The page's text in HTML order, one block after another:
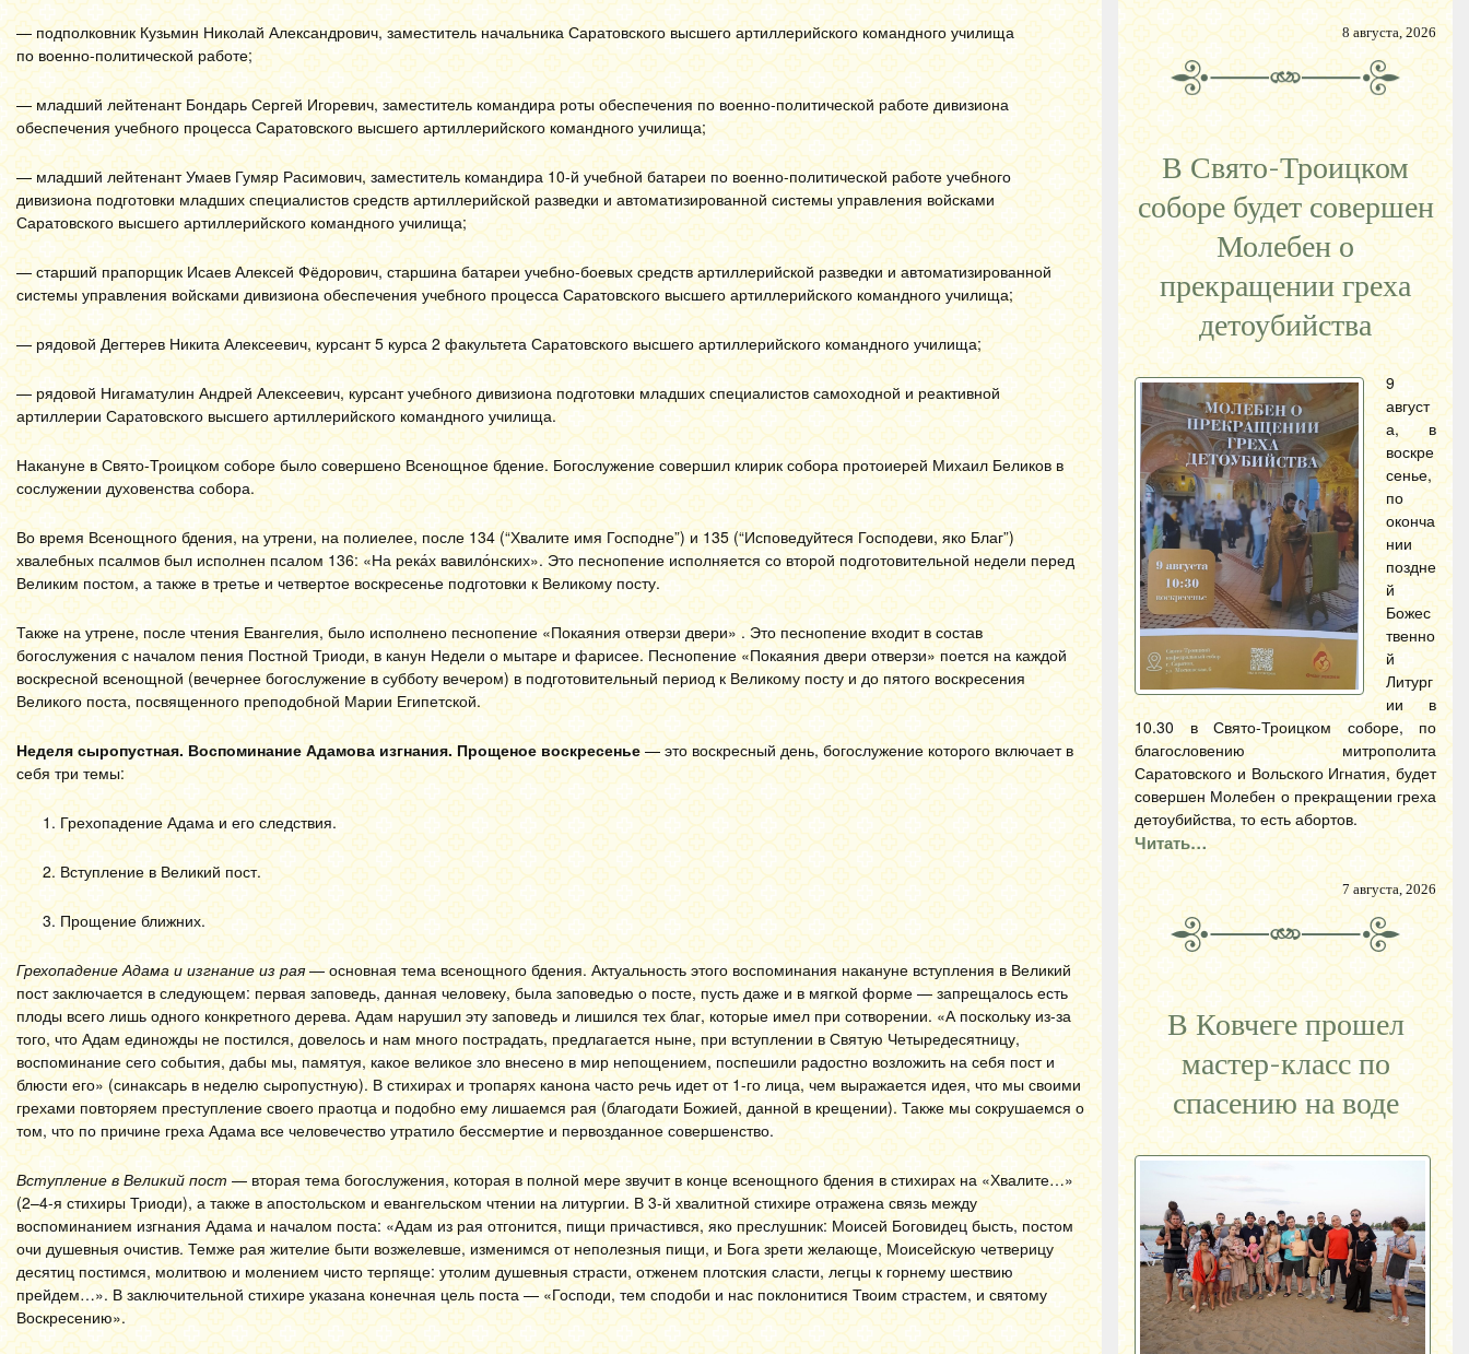
— подполковник Кузьмин Николай Александрович, заместитель начальника Саратовского высшего артиллерийского командного училища
по военно-политической работе;
— младший лейтенант Бондарь Сергей Игоревич, заместитель командира роты обеспечения по военно-политической работе дивизиона
обеспечения учебного процесса Саратовского высшего артиллерийского командного училища;
— младший лейтенант Умаев Гумяр Расимович, заместитель командира 10-й учебной батареи по военно-политической работе учебного
дивизиона подготовки младших специалистов средств артиллерийской разведки и автоматизированной системы управления войсками
Саратовского высшего артиллерийского командного училища;
— старший прапорщик Исаев Алексей Фёдорович, старшина батареи учебно-боевых средств артиллерийской разведки и автоматизированной
системы управления войсками дивизиона обеспечения учебного процесса Саратовского высшего артиллерийского командного училища;
— рядовой Дегтерев Никита Алексеевич, курсант 5 курса 2 факультета Саратовского высшего артиллерийского командного училища;
— рядовой Нигаматулин Андрей Алексеевич, курсант учебного дивизиона подготовки младших специалистов самоходной и реактивной
артиллерии Саратовского высшего артиллерийского командного училища.
Накануне в Свято-Троицком соборе было совершено Всенощное бдение. Богослужение совершил клирик собора протоиерей Михаил Беликов в
сослужении духовенства собора.
Во время Всенощного бдения, на утрени, на полиелее, после 134 (“Хвалите имя Господне”) и 135 (“Исповедуйтеся Господеви, яко Благ”)
хвалебных псалмов был исполнен псалом 136: «На река́х вавило́нских». Это песнопение исполняется со второй подготовительной недели перед
Великим постом, а также в третье и четвертое воскресенье подготовки к Великому посту.
Также на утрене, после чтения Евангелия, было исполнено песнопение «Покаяния отверзи двери» . Это песнопение входит в состав
богослужения с началом пения Постной Триоди, в канун Недели о мытаре и фарисее. Песнопение «Покаяния двери отверзи» поется на каждой
воскресной всенощной (вечернее богослужение в субботу вечером) в подготовительный период к Великому посту и до пятого воскресения
Великого поста, посвященного преподобной Марии Египетской.
Неделя сыропустная. Воспоминание Адамова изгнания. Прощеное воскресенье — это воскресный день, богослужение которого включает в
себя три темы:
Грехопадение Адама и его следствия.
Вступление в Великий пост.
Прощение ближних.
Грехопадение Адама и изгнание из рая — основная тема всенощного бдения. Актуальность этого воспоминания накануне вступления в Великий
пост заключается в следующем: первая заповедь, данная человеку, была заповедью о посте, пусть даже и в мягкой форме — запрещалось есть
плоды всего лишь одного конкретного дерева. Адам нарушил эту заповедь и лишился тех благ, которые имел при сотворении. «А поскольку из-за
того, что Адам единожды не постился, довелось и нам много пострадать, предлагается ныне, при вступлении в Святую Четыредесятницу,
воспоминание сего события, дабы мы, памятуя, какое великое зло внесено в мир непощением, поспешили радостно возложить на себя пост и
блюсти его» (синаксарь в неделю сыропустную). В стихирах и тропарях канона часто речь идет от 1-го лица, чем выражается идея, что мы своими
грехами повторяем преступление своего праотца и подобно ему лишаемся рая (благодати Божией, данной в крещении). Также мы сокрушаемся о
том, что по причине греха Адама все человечество утратило бессмертие и первозданное совершенство.
Вступление в Великий пост — вторая тема богослужения, которая в полной мере звучит в конце всенощного бдения в стихирах на «Хвалите…»
(2–4-я стихиры Триоди), а также в апостольском и евангельском чтении на литургии. В 3-й хвалитной стихире отражена связь между
воспоминанием изгнания Адама и началом поста: «Адам из рая отгонится, пищи причастився, яко преслушник: Моисей Боговидец бысть, постом
очи душевныя очистив. Темже рая жителие быти возжелевше, изменимся от неполезныя пищи, и Бога зрети желающе, Моисейскую четверицу
десятиц постимся, молитвою и молением чисто терпяще: утолим душевныя страсти, отженем плотския сласти, легцы к горнему шествию
прейдем…». В заключительной стихире указана конечная цель поста — «Господи, тем сподоби и нас поклонитися Твоим страстем, и святому
Воскресению».
8 августа, 2026
В Свято-Троицком
соборе будет совершен
Молебен о
прекращении греха
детоубийства
9
август
а, в
воскре
сенье,
по
оконча
нии
поздне
й
Божес
твенно
й
Литург
ии в
10.30 в Свято-Троицком соборе, по
благословению митрополита
Саратовского и Вольского Игнатия, будет
совершен Молебен о прекращении греха
детоубийства, то есть абортов.
Читать…
7 августа, 2026
В Ковчеге прошел
мастер-класс по
спасению на воде